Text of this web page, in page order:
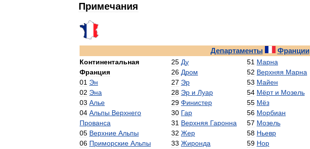
Примечания
Департаменты Франции
Континентальная
Франция
01 Эн
02 Эна
03 Алье
04 Альпы Верхнего
Прованса
05 Верхние Альпы
06 Приморские Альпы
25 Ду
26 Дром
27 Эр
28 Эр и Луар
29 Финистер
30 Гар
31 Верхняя Гаронна
32 Жер
33 Жиронда
51 Марна
52 Верхняя Марна
53 Майен
54 Мёрт и Мозель
55 Мёз
56 Морбиан
57 Мозель
58 Ньевр
59 Нор